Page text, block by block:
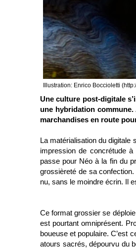
Illustration: Enrico Boccioletti
Une culture post-digitale
une hybridation
marchandises en route
La matérialisation du digitale
impression de concrétude à
passe pour Néo à la fin du
grossièreté de sa
nu, sans le moindre écrin. Il
Ce format grossier se
est pourtant omniprésent.
boueuse et populaire. C’est
atours sacrés, dépourvu du